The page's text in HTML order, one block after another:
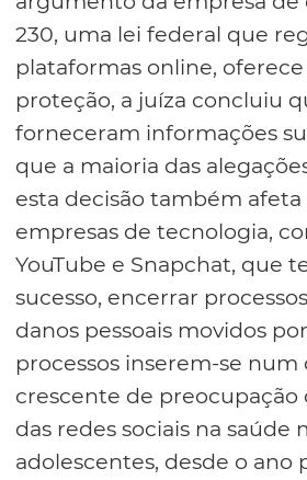
230, uma lei federal que
plataformas online,
proteção, a juíza concluiu
forneceram informações
que a maioria das
esta decisão também
empresas de tecnologia,
YouTube e Snapchat, que
sucesso, encerrar
danos pessoais movidos
processos inserem-se
crescente de
das redes sociais na saúde
adolescentes, desde o ano